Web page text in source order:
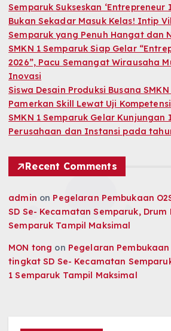
Semparuk Sukseskan ‘Entrepreneur
Bukan Sekadar Masuk Kelas! Intip
Semparuk yang Penuh Hangat dan
SMKN 1 Semparuk Siap Gelar
2026”, Pacu Semangat Wirausaha
Inovasi
Siswa Desain Produksi Busana
Pamerkan Skill Lewat Uji
SMKN 1 Semparuk Gelar
Perusahaan dan Instansi pada
Recent Comments
admin on Pegelaran Pembukaan
SD Se- Kecamatan Semparuk, Drum
Semparuk Tampil Maksimal
MON tong on Pegelaran Pembukaan
tingkat SD Se- Kecamatan
1 Semparuk Tampil Maksimal